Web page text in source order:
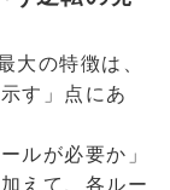
の特徴は、
す」点にあ
ルが必要か」
えて、各ルー